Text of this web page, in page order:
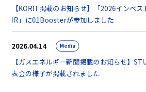
【KORIT掲載のお知らせ】「2026インベ
IR」に01Boosterが参加しました
2026.04.14 Media
【ガスエネルギー新聞掲載のお知らせ】
表会の様子が掲載されました